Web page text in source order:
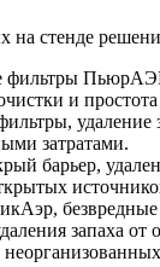
на стенде
фильтры
и
удаление
затратами.
барьер,
запаха от